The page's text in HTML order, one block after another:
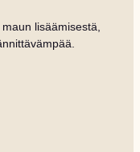
lisäämisestä,